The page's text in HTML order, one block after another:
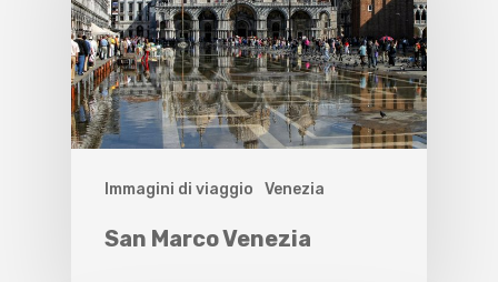
Immagini di viaggio Venezia
San Marco Venezia